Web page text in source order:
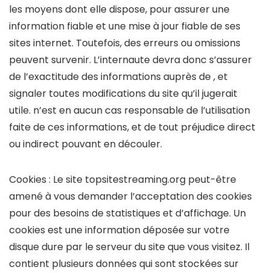
les moyens dont elle dispose, pour assurer une
information fiable et une mise à jour fiable de ses
sites internet. Toutefois, des erreurs ou omissions
peuvent survenir. L’internaute devra donc s’assurer
de l’exactitude des informations auprès de , et
signaler toutes modifications du site qu’il jugerait
utile. n’est en aucun cas responsable de l’utilisation
faite de ces informations, et de tout préjudice direct
ou indirect pouvant en découler.
Cookies : Le site topsitestreaming.org peut-être
amené à vous demander l’acceptation des cookies
pour des besoins de statistiques et d’affichage. Un
cookies est une information déposée sur votre
disque dure par le serveur du site que vous visitez. Il
contient plusieurs données qui sont stockées sur